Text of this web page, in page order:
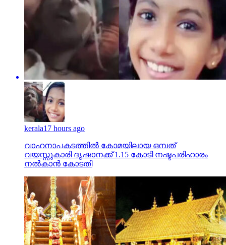
kerala17 hours ago
വാഹനാപകടത്തില്‍ കോമയിലായ ഒമ്പത്
വയസ്സുകാരി ദൃഷാനക്ക് 1.15 കോടി നഷ്ടപരിഹാരം
നല്‍കാന്‍ കോടതി